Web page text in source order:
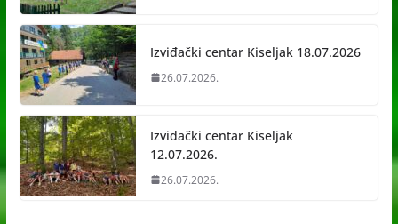
Izviđački centar Kiseljak 18.07.2026
26.07.2026.
Izviđački centar Kiseljak
12.07.2026.
26.07.2026.